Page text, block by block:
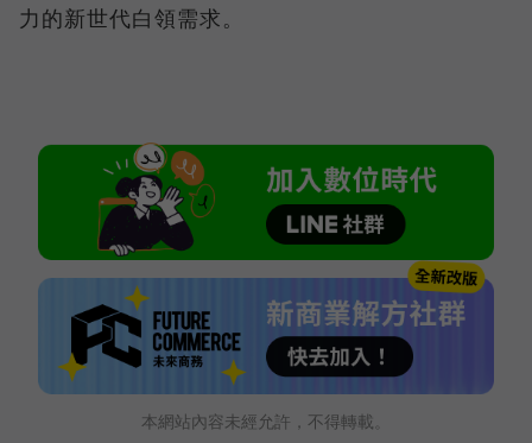
力的新世代白領需求。
本網站內容未經允許，不得轉載。